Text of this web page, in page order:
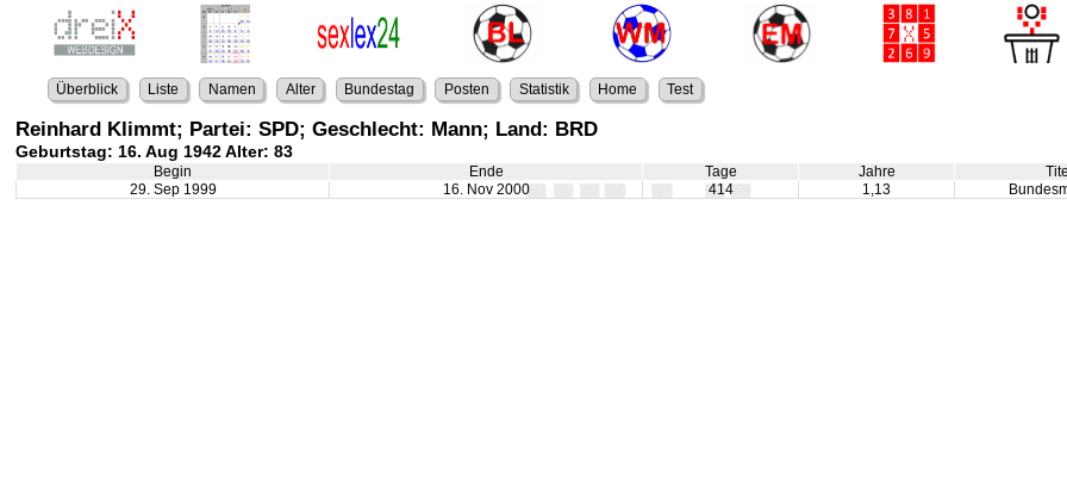
Überblick Liste Namen Alter Bundestag Posten Statistik Home Test
Reinhard Klimmt; Partei: SPD; Geschlecht: Mann; Land: BRD
Geburtstag: 16. Aug 1942 Alter: 83
Begin Ende Tage Jahre Titel
29. Sep 1999
16. Nov 2000 414 1,13